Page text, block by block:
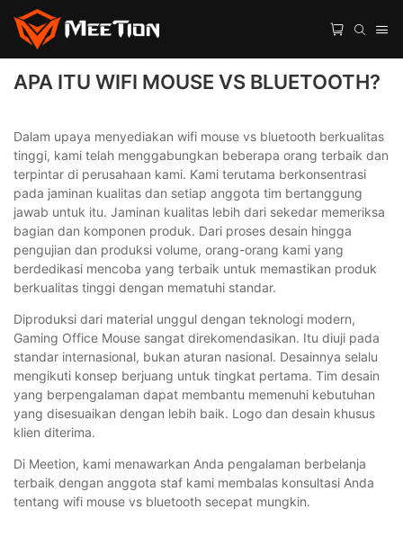
APA ITU WIFI MOUSE VS BLUETOOTH?
Dalam upaya menyediakan wifi mouse vs bluetooth berkualitas
tinggi, kami telah menggabungkan beberapa orang terbaik dan
terpintar di perusahaan kami. Kami terutama berkonsentrasi
pada jaminan kualitas dan setiap anggota tim bertanggung
jawab untuk itu. Jaminan kualitas lebih dari sekedar memeriksa
bagian dan komponen produk. Dari proses desain hingga
pengujian dan produksi volume, orang-orang kami yang
berdedikasi mencoba yang terbaik untuk memastikan produk
berkualitas tinggi dengan mematuhi standar.
Diproduksi dari material unggul dengan teknologi modern,
Gaming Office Mouse sangat direkomendasikan. Itu diuji pada
standar internasional, bukan aturan nasional. Desainnya selalu
mengikuti konsep berjuang untuk tingkat pertama. Tim desain
yang berpengalaman dapat membantu memenuhi kebutuhan
yang disesuaikan dengan lebih baik. Logo dan desain khusus
klien diterima.
Di Meetion, kami menawarkan Anda pengalaman berbelanja
terbaik dengan anggota staf kami membalas konsultasi Anda
tentang wifi mouse vs bluetooth secepat mungkin.